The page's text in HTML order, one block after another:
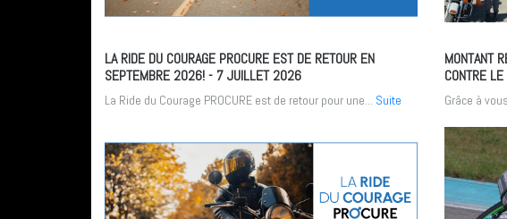
LA RIDE DU COURAGE PROCURE EST DE RETOUR EN
SEPTEMBRE 2026!- 7 JUILLET 2026
La Ride du Courage PROCURE est de retour pour une... Suite
MONTANT
CONTRE
Grâce à